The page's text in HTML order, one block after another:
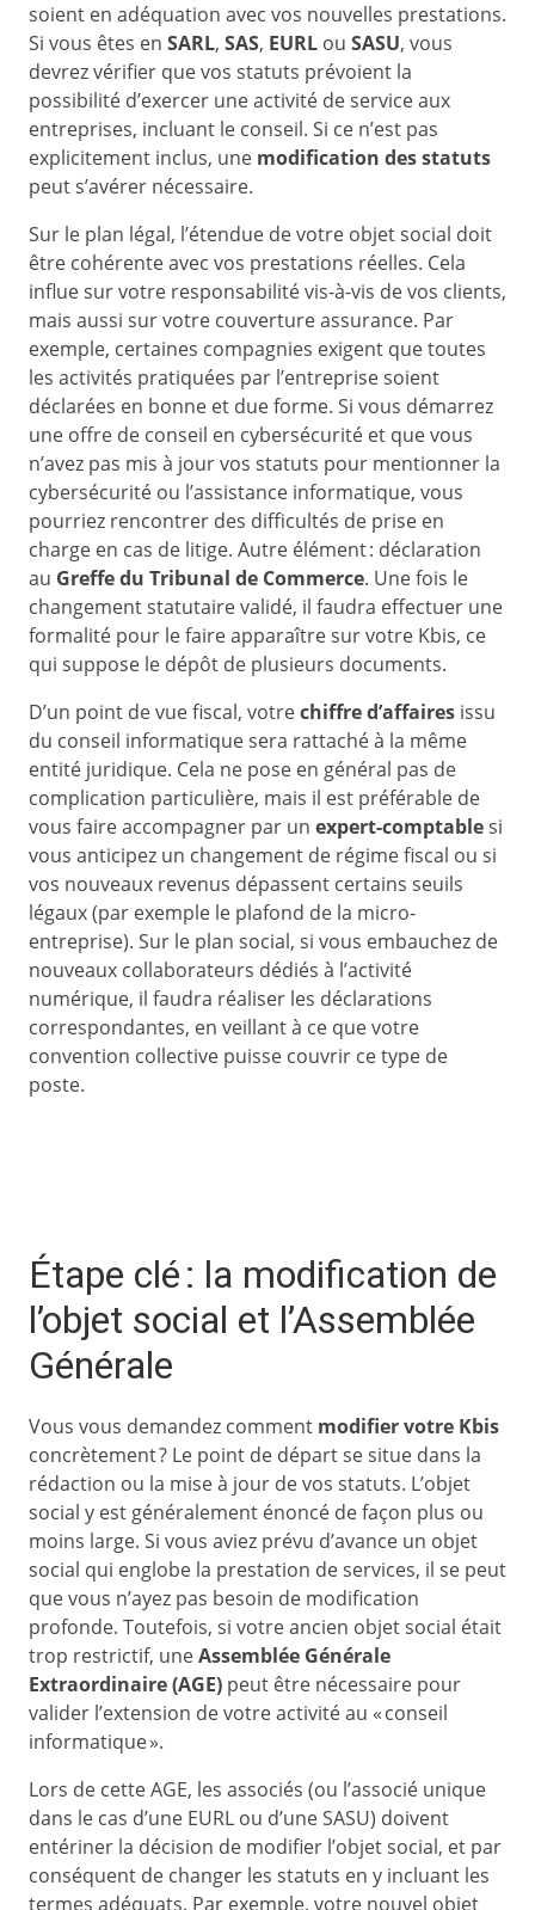
soient en adéquation avec vos nouvelles prestations.
Si vous êtes en SARL, SAS, EURL ou SASU, vous
devrez vérifier que vos statuts prévoient la
possibilité d’exercer une activité de service aux
entreprises, incluant le conseil. Si ce n’est pas
explicitement inclus, une modification des statuts
peut s’avérer nécessaire.
Sur le plan légal, l’étendue de votre objet social doit
être cohérente avec vos prestations réelles. Cela
influe sur votre responsabilité vis-à-vis de vos clients,
mais aussi sur votre couverture assurance. Par
exemple, certaines compagnies exigent que toutes
les activités pratiquées par l’entreprise soient
déclarées en bonne et due forme. Si vous démarrez
une offre de conseil en cybersécurité et que vous
n’avez pas mis à jour vos statuts pour mentionner la
cybersécurité ou l’assistance informatique, vous
pourriez rencontrer des difficultés de prise en
charge en cas de litige. Autre élément : déclaration
au Greffe du Tribunal de Commerce. Une fois le
changement statutaire validé, il faudra effectuer une
formalité pour le faire apparaître sur votre Kbis, ce
qui suppose le dépôt de plusieurs documents.
D’un point de vue fiscal, votrechiffre d’affaires issu
du conseil informatique sera rattaché à la même
entité juridique. Cela ne pose en général pas de
complication particulière, mais il est préférable de
vous faire accompagner par un expert-comptablesi
vous anticipez un changement de régime fiscal ou si
vos nouveaux revenus dépassent certains seuils
légaux (par exemple le plafond de la micro-
entreprise). Sur le plan social, si vous embauchez de
nouveaux collaborateurs dédiés à l’activité
numérique, il faudra réaliser les déclarations
correspondantes, en veillant à ce que votre
convention collective puisse couvrir ce type de
poste.
Étape clé : la modification de
l’objet social et l’Assemblée
Générale
Vous vous demandez comment modifier votre Kbis
concrètement ? Le point de départ se situe dans la
rédaction ou la mise à jour de vos statuts. L’objet
social y est généralement énoncé de façon plus ou
moins large. Si vous aviez prévu d’avance un objet
social qui englobe la prestation de services, il se peut
que vous n’ayez pas besoin de modification
profonde. Toutefois, si votre ancien objet social était
trop restrictif, uneAssemblée Générale
Extraordinaire (AGE) peut être nécessaire pour
valider l’extension de votre activité au « conseil
informatique ».
Lors de cette AGE, les associés (ou l’associé unique
dans le cas d’une EURL ou d’une SASU) doivent
entériner la décision de modifier l’objet social, et par
conséquent de changer les statuts en y incluant les
termes adéquats. Par exemple, votre nouvel objet